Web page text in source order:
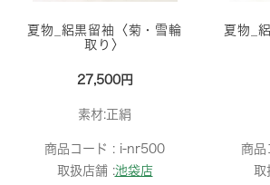
夏物_絽黒留袖〈菊・雪輪
取り〉
27,500円
素材:正絹
商品コード : i-nr500
取扱店舗 :池袋店
夏物_
商品
取